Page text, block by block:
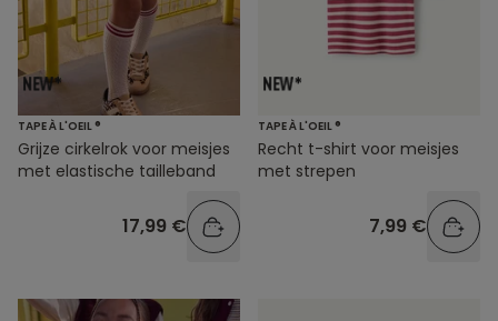
TAPE À L'OEIL ®
Grijze cirkelrok voor meisjes
met elastische tailleband
17,99 €
TAPE À L'OEIL ®
Recht t-shirt voor meisjes
met strepen
7,99 €